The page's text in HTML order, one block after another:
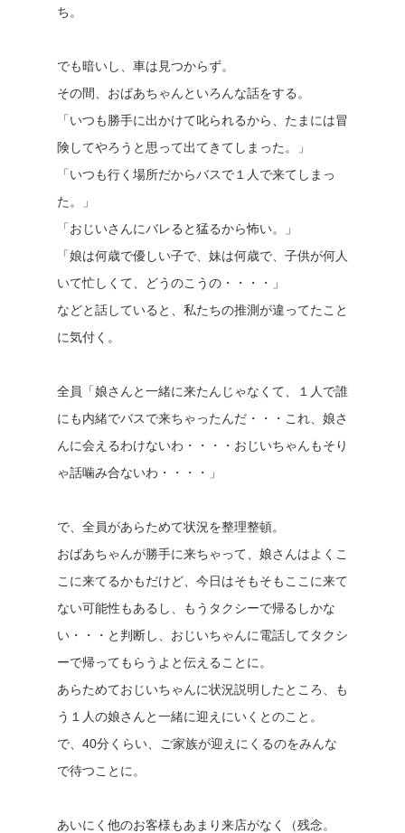
ち。
でも暗いし、車は見つからず。
その間、おばあちゃんといろんな話をする。
「いつも勝手に出かけて叱られるから、たまには冒
険してやろうと思って出てきてしまった。」
「いつも行く場所だからバスで１人で来てしまっ
た。」
「おじいさんにバレると猛るから怖い。」
「娘は何歳で優しい子で、妹は何歳で、子供が何人
いて忙しくて、どうのこうの・・・・」
などと話していると、私たちの推測が違ってたこと
に気付く。
全員「娘さんと一緒に来たんじゃなくて、１人で誰
にも内緒でバスで来ちゃったんだ・・・これ、娘さ
んに会えるわけないわ・・・・おじいちゃんもそり
ゃ話噛み合ないわ・・・・」
で、全員があらためて状況を整理整頓。
おばあちゃんが勝手に来ちゃって、娘さんはよくこ
こに来てるかもだけど、今日はそもそもここに来て
ない可能性もあるし、もうタクシーで帰るしかな
い・・・と判断し、おじいちゃんに電話してタクシ
ーで帰ってもらうよと伝えることに。
あらためておじいちゃんに状況説明したところ、も
う１人の娘さんと一緒に迎えにいくとのこと。
で、40分くらい、ご家族が迎えにくるのをみんな
で待つことに。
あいにく他のお客様もあまり来店がなく（残念。